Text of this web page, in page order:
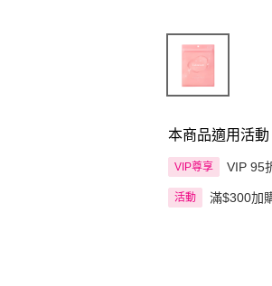
本商品適用活動
VIP尊享 VIP 95
活動 滿$300加